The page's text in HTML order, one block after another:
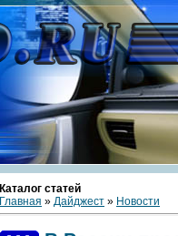
Каталог статей
Главная » Дайджест » Новости